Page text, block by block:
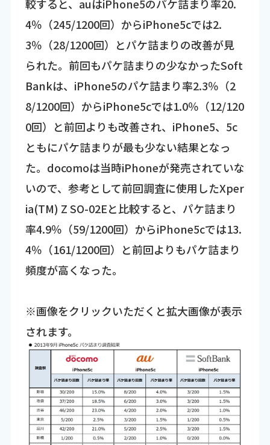
較すると、auはiPhone5のパケ詰まり率20.
4％（245/1200回）からiPhone5cでは2.
3％（28/1200回）とパケ詰まりの改善が見
られた。前回もパケ詰まりの少なかったSoft
Bankは、iPhone5のパケ詰まり率2.3％（2
8/1200回）からiPhone5cでは1.0％（12/120
0回）と前回よりも改善され、iPhone5、5c
ともにパケ詰まりが最も少ない結果となっ
た。docomoは当時iPhoneが発売されていな
いので、参考として前回調査に使用したXper
ia(TM) Z SO-02Eと比較すると、パケ詰まり
率4.9％（59/1200回）からiPhone5cでは13.
4％（161/1200回）と前回よりもパケ詰まり
頻度が高くなった。
※画像をクリックいただくと拡大画像が表示
されます。